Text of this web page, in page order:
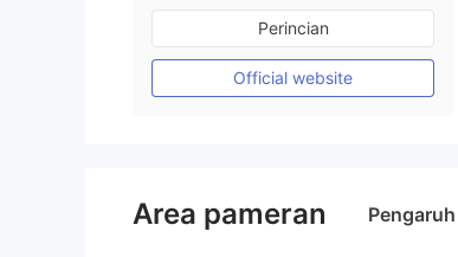
Diatur di Australia
Market Maker (MM)
Lisensi Penuh MT4
Perincian
Official website
Area pameran Pengaruh